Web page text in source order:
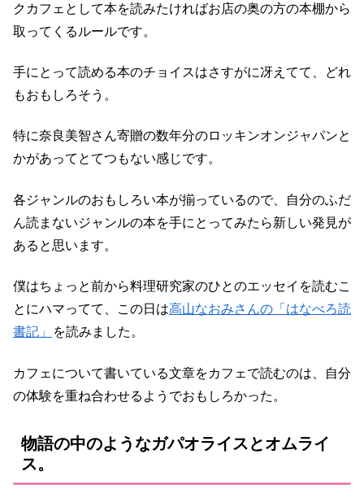
クカフェとして本を読みたければお店の奥の方の本棚から
取ってくるルールです。
手にとって読める本のチョイスはさすがに冴えてて、どれ
もおもしろそう。
特に奈良美智さん寄贈の数年分のロッキンオンジャパンと
かがあってとてつもない感じです。
各ジャンルのおもしろい本が揃っているので、自分のふだ
ん読まないジャンルの本を手にとってみたら新しい発見が
あると思います。
僕はちょっと前から料理研究家のひとのエッセイを読むこ
とにハマってて、この日は高山なおみさんの「はなべろ読
書記」
を読みました。
カフェについて書いている文章をカフェで読むのは、自分
の体験を重ね合わせるようでおもしろかった。
物語の中のようなガパオライスとオムライ
ス。